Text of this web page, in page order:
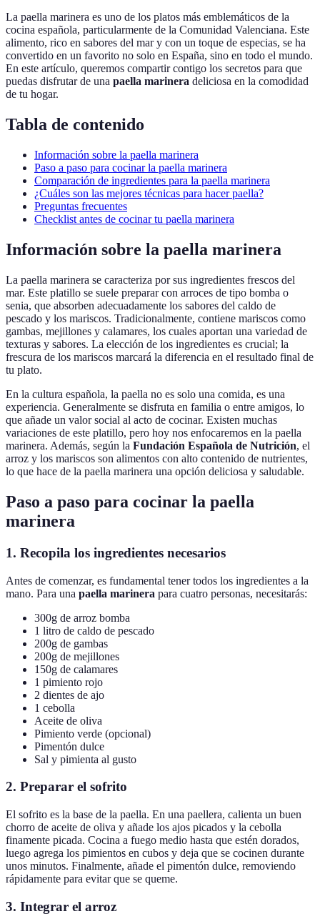
La paella marinera es uno de los platos más emblemáticos de la
cocina española, particularmente de la Comunidad Valenciana. Este
alimento, rico en sabores del mar y con un toque de especias, se ha
convertido en un favorito no solo en España, sino en todo el mundo.
En este artículo, queremos compartir contigo los secretos para que
puedas disfrutar de una paella marinera deliciosa en la comodidad
de tu hogar.
Tabla de contenido
Información sobre la paella marinera
Paso a paso para cocinar la paella marinera
Comparación de ingredientes para la paella marinera
¿Cuáles son las mejores técnicas para hacer paella?
Preguntas frecuentes
Checklist antes de cocinar tu paella marinera
Información sobre la paella marinera
La paella marinera se caracteriza por sus ingredientes frescos del
mar. Este platillo se suele preparar con arroces de tipo bomba o
senia, que absorben adecuadamente los sabores del caldo de
pescado y los mariscos. Tradicionalmente, contiene mariscos como
gambas, mejillones y calamares, los cuales aportan una variedad de
texturas y sabores. La elección de los ingredientes es crucial; la
frescura de los mariscos marcará la diferencia en el resultado final de
tu plato.
En la cultura española, la paella no es solo una comida, es una
experiencia. Generalmente se disfruta en familia o entre amigos, lo
que añade un valor social al acto de cocinar. Existen muchas
variaciones de este platillo, pero hoy nos enfocaremos en la paella
marinera. Además, según la Fundación Española de Nutrición, el
arroz y los mariscos son alimentos con alto contenido de nutrientes,
lo que hace de la paella marinera una opción deliciosa y saludable.
Paso a paso para cocinar la paella
marinera
1. Recopila los ingredientes necesarios
Antes de comenzar, es fundamental tener todos los ingredientes a la
mano. Para una paella marinera para cuatro personas, necesitarás:
300g de arroz bomba
1 litro de caldo de pescado
200g de gambas
200g de mejillones
150g de calamares
1 pimiento rojo
2 dientes de ajo
1 cebolla
Aceite de oliva
Pimiento verde (opcional)
Pimentón dulce
Sal y pimienta al gusto
2. Preparar el sofrito
El sofrito es la base de la paella. En una paellera, calienta un buen
chorro de aceite de oliva y añade los ajos picados y la cebolla
finamente picada. Cocina a fuego medio hasta que estén dorados,
luego agrega los pimientos en cubos y deja que se cocinen durante
unos minutos. Finalmente, añade el pimentón dulce, removiendo
rápidamente para evitar que se queme.
3. Integrar el arroz